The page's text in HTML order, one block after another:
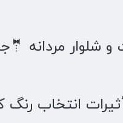
انتخاب